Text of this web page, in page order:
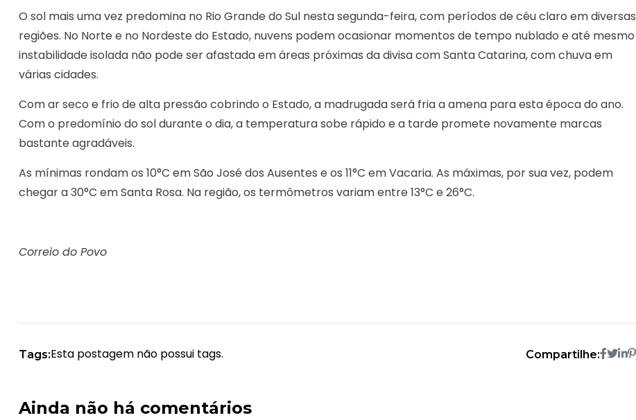
O sol mais uma vez predomina no Rio Grande do Sul nesta segunda-feira, com períodos de céu claro em diversas
regiões. No Norte e no Nordeste do Estado, nuvens podem ocasionar momentos de tempo nublado e até mesmo
instabilidade isolada não pode ser afastada em áreas próximas da divisa com Santa Catarina, com chuva em
várias cidades.
Com ar seco e frio de alta pressão cobrindo o Estado, a madrugada será fria a amena para esta época do ano.
Com o predomínio do sol durante o dia, a temperatura sobe rápido e a tarde promete novamente marcas
bastante agradáveis.
As mínimas rondam os 10°C em São José dos Ausentes e os 11°C em Vacaria. As máximas, por sua vez, podem
chegar a 30°C em Santa Rosa. Na região, os termômetros variam entre 13°C e 26°C.
Correio do Povo
Tags:Esta postagem não possui tags. Compartilhe:
Ainda não há comentários